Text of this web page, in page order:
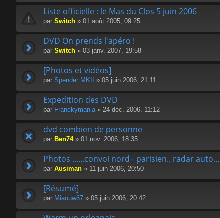
Liste officielle : le Mas du Clos 5 juin 2006
par Switch » 01 août 2005, 09:25
DVD On prends l'apéro !
par Switch » 03 janv. 2007, 19:58
[Photos et vidéos]
par Spender MKII » 05 juin 2006, 21:11
Expedition des DVD
par Franckymania» 24 déc. 2006, 11:12
dvd combien de personne
par Ben74» 01 nov. 2006, 18:35
Photos ......convoi nord+ parisien.. radar auto...
par Ausiman » 11 juin 2006, 20:50
[Résumé]
par Miaouw67 » 05 juin 2006, 20:42